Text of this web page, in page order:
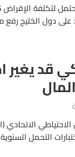
على دول الخليج
قد يغير
الاتحادي
التحمل